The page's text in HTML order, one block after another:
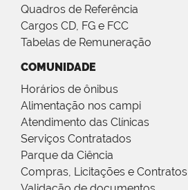
Quadros de Referência
Cargos CD, FG e FCC
Tabelas de Remuneração
COMUNIDADE
Horários de ônibus
Alimentação nos campi
Atendimento das Clínicas
Serviços Contratados
Parque da Ciência
Compras, Licitações e Contratos